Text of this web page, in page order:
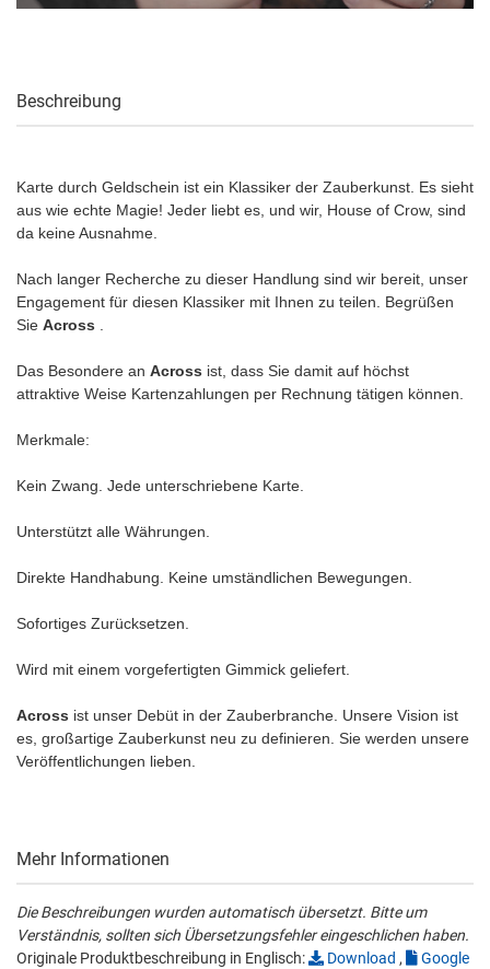
Beschreibung
Karte durch Geldschein ist ein Klassiker der Zauberkunst. Es sieht
aus wie echte Magie! Jeder liebt es, und wir, House of Crow, sind
da keine Ausnahme.
Nach langer Recherche zu dieser Handlung sind wir bereit, unser
Engagement für diesen Klassiker mit Ihnen zu teilen. Begrüßen
Sie Across .
Das Besondere an Across ist, dass Sie damit auf höchst
attraktive Weise Kartenzahlungen per Rechnung tätigen können.
Merkmale:
Kein Zwang. Jede unterschriebene Karte.
Unterstützt alle Währungen.
Direkte Handhabung. Keine umständlichen Bewegungen.
Sofortiges Zurücksetzen.
Wird mit einem vorgefertigten Gimmick geliefert.
Across ist unser Debüt in der Zauberbranche. Unsere Vision ist
es, großartige Zauberkunst neu zu definieren. Sie werden unsere
Veröffentlichungen lieben.
Mehr Informationen
Die Beschreibungen wurden automatisch übersetzt. Bitte um
Verständnis, sollten sich Übersetzungsfehler eingeschlichen haben.
Originale Produktbeschreibung in Englisch:
Download ,
Google